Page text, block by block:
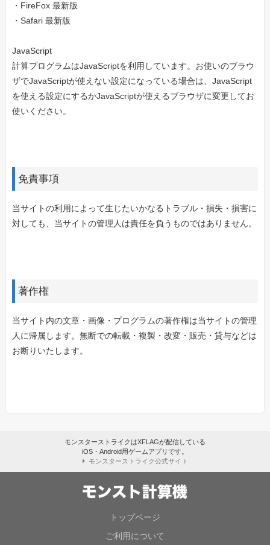
・FireFox 最新版
・Safari 最新版
JavaScript
計算プログラムはJavaScriptを利用しています。お使いのブラウ
ザでJavaScriptが使えない設定になっている場合は、JavaScript
を使える設定にするかJavaScriptが使えるブラウザに変更してお
使いください。
免責事項
当サイトの利用によって生じたいかなるトラブル・損失・損害に
対しても、当サイトの管理人は責任を負うものではありません。
著作権
当サイト内の文章・画像・プログラムの著作権は当サイトの管理
人に帰属します。無断での転載・複製・改変・販売・貸与などは
お断りいたします。
モンスターストライクはXFLAGが配信している
iOS・Android用ゲームアプリです。
モンスターストライク公式サイト
トップページ
ご利用について